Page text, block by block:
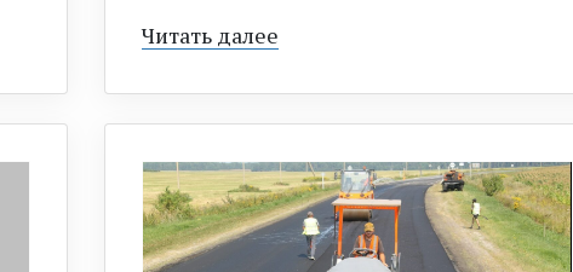
Читать далее